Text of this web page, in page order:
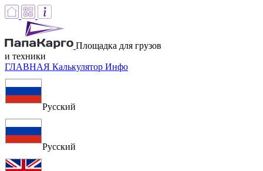
Площадка для грузов
и техники
ГЛАВНАЯ Калькулятор Инфо
Русский
Русский